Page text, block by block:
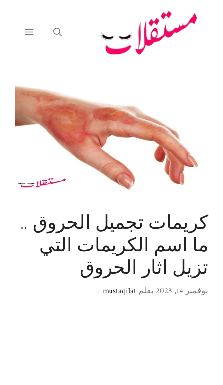
القائمة
كريمات تجميل الحروق ..
ما اسم الكريمات التي
تزيل اثار الحروق
نوفمبر 14, 2023 بقلم mustaqilat